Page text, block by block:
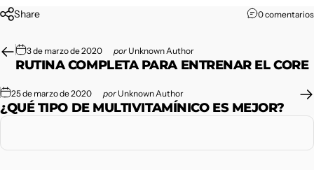
Share 0 comentarios
3 de marzo de 2020 por Unknown Author
RUTINA COMPLETA PARA ENTRENAR EL CORE
25 de marzo de 2020 por Unknown Author
¿QUÉ TIPO DE MULTIVITAMÍNICO ES MEJOR?